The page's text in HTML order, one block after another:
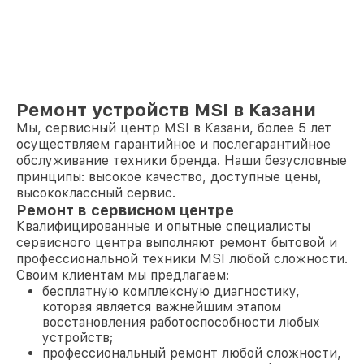
Ремонт устройств MSI в Казани
Мы, сервисный центр MSI в Казани, более 5 лет
осуществляем гарантийное и послегарантийное
обслуживание техники бренда. Наши безусловные
принципы: высокое качество, доступные цены,
высококлассный сервис.
Ремонт в сервисном центре
Квалифицированные и опытные специалисты
сервисного центра выполняют ремонт бытовой и
профессиональной техники MSI любой сложности.
Своим клиентам мы предлагаем:
бесплатную комплексную диагностику,
которая является важнейшим этапом
восстановления работоспособности любых
устройств;
профессиональный ремонт любой сложности,